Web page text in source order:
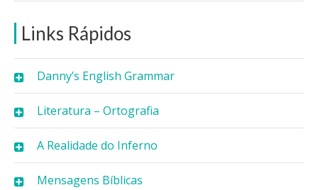
Links Rápidos
Danny’s English Grammar
Literatura – Ortografia
A Realidade do Inferno
Mensagens Bíblicas